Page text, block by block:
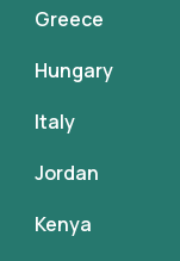
Greece
Hungary
Italy
Jordan
Kenya